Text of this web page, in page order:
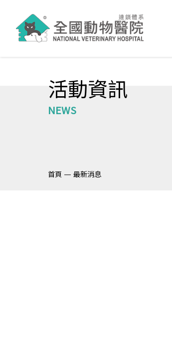
活動資訊
NEWS
首頁 — 最新消息